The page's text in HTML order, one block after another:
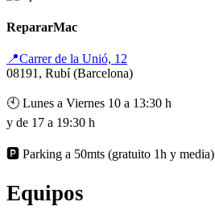
RepararMac
📍Carrer de la Unió, 12
08191, Rubí (Barcelona)
🕙 Lunes a Viernes 10 a 13:30 h
y de 17 a 19:30 h
🅿️ Parking a 50mts (gratuito 1h y media)
Equipos